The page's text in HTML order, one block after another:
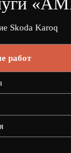
Skoda Karoq
работ